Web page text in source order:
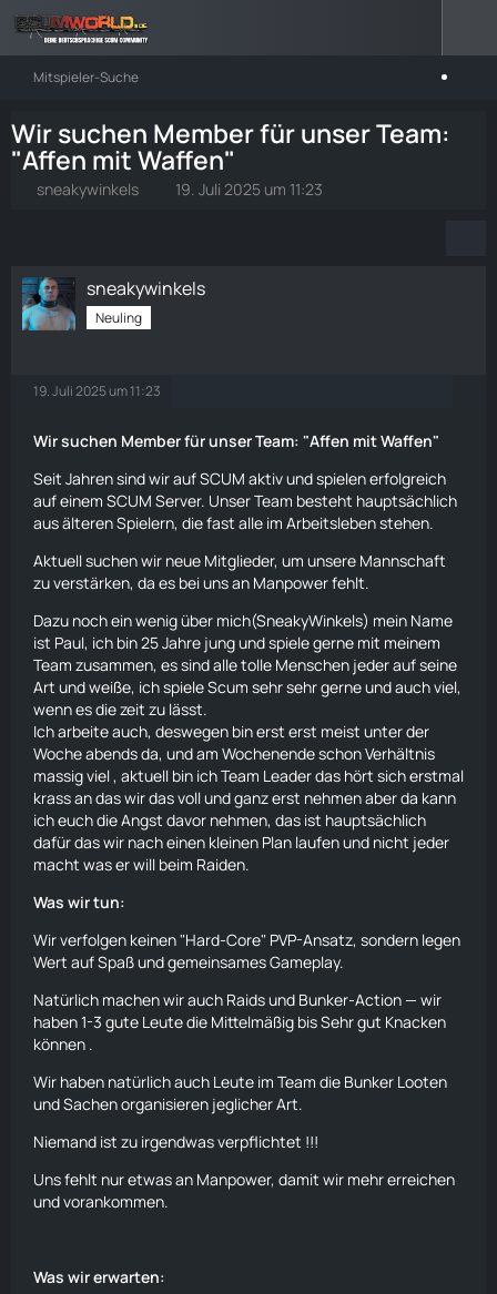
Mitspieler-Suche
Wir suchen Member für unser Team:
"Affen mit Waffen"
sneakywinkels 19. Juli 2025 um 11:23
sneakywinkels
Neuling
19. Juli 2025 um 11:23
Wir suchen Member für unser Team: "Affen mit Waffen"
Seit Jahren sind wir auf SCUM aktiv und spielen erfolgreich
auf einem SCUM Server. Unser Team besteht hauptsächlich
aus älteren Spielern, die fast alle im Arbeitsleben stehen.
Aktuell suchen wir neue Mitglieder, um unsere Mannschaft
zu verstärken, da es bei uns an Manpower fehlt.
Dazu noch ein wenig über mich(SneakyWinkels) mein Name
ist Paul, ich bin 25 Jahre jung und spiele gerne mit meinem
Team zusammen, es sind alle tolle Menschen jeder auf seine
Art und weiße, ich spiele Scum sehr sehr gerne und auch viel,
wenn es die zeit zu lässt.
Ich arbeite auch, deswegen bin erst erst meist unter der
Woche abends da, und am Wochenende schon Verhältnis
massig viel , aktuell bin ich Team Leader das hört sich erstmal
krass an das wir das voll und ganz erst nehmen aber da kann
ich euch die Angst davor nehmen, das ist hauptsächlich
dafür das wir nach einen kleinen Plan laufenund nicht jeder
macht was er will beim Raiden.
Was wir tun:
Wir verfolgen keinen "Hard-Core" PVP-Ansatz, sondern legen
Wert auf Spaß und gemeinsames Gameplay.
Natürlich machen wir auch Raids und Bunker-Action — wir
haben 1-3 gute Leute die Mittelmäßig bis Sehr gut Knacken
können .
Wir haben natürlich auch Leute im Team die Bunker Looten
und Sachen organisieren jeglicher Art.
Niemand ist zu irgendwas verpflichtet !!!
Uns fehlt nur etwas an Manpower, damit wir mehr erreichen
und vorankommen.
Was wir erwarten: